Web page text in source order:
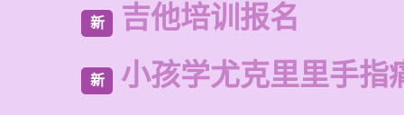
新 吉他培训报名
新 小孩学尤克里里手指